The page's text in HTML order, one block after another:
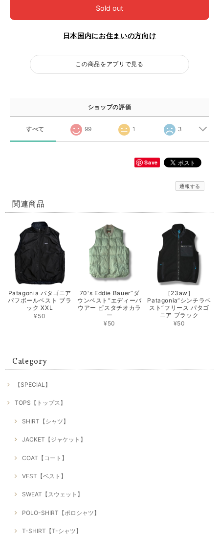
Sold out
日本国内にお住まいの方向け
この商品をアプリで見る
ショップの評価
すべて 99 1 3
Save
通報する
関連商品
Patagonia パタゴニア
パフボールベスト ブラ
ック XXL
¥50
70's Eddie Bauer“ダ
ウンベスト“エディーバ
ウアー ピスタチオカラ
ー
¥50
［23aw］
Patagonia“シンチラベ
スト“フリース パタゴ
ニア ブラック
¥50
Category
【SPECIAL】
TOPS【トップス】
SHIRT【シャツ】
JACKET【ジャケット】
COAT【コート】
VEST【ベスト】
SWEAT【スウェット】
POLO-SHIRT【ポロシャツ】
T-SHIRT【T-シャツ】